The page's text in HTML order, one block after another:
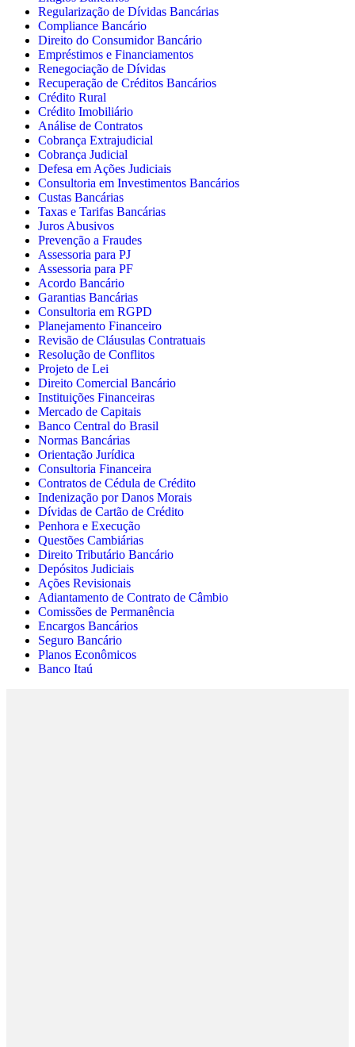
Regularização de Dívidas Bancárias
Compliance Bancário
Direito do Consumidor Bancário
Empréstimos e Financiamentos
Renegociação de Dívidas
Recuperação de Créditos Bancários
Crédito Rural
Crédito Imobiliário
Análise de Contratos
Cobrança Extrajudicial
Cobrança Judicial
Defesa em Ações Judiciais
Consultoria em Investimentos Bancários
Custas Bancárias
Taxas e Tarifas Bancárias
Juros Abusivos
Prevenção a Fraudes
Assessoria para PJ
Assessoria para PF
Acordo Bancário
Garantias Bancárias
Consultoria em RGPD
Planejamento Financeiro
Revisão de Cláusulas Contratuais
Resolução de Conflitos
Projeto de Lei
Direito Comercial Bancário
Instituições Financeiras
Mercado de Capitais
Banco Central do Brasil
Normas Bancárias
Orientação Jurídica
Consultoria Financeira
Contratos de Cédula de Crédito
Indenização por Danos Morais
Dívidas de Cartão de Crédito
Penhora e Execução
Questões Cambiárias
Direito Tributário Bancário
Depósitos Judiciais
Ações Revisionais
Adiantamento de Contrato de Câmbio
Comissões de Permanência
Encargos Bancários
Seguro Bancário
Planos Econômicos
Banco Itaú